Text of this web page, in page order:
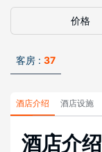
价格
客房 : 37
酒店介绍 酒店设施
酒店介绍